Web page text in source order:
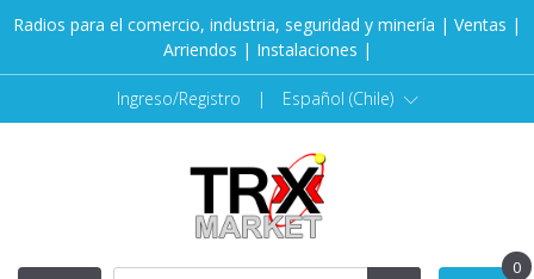
Radios para el comercio, industria, seguridad y minería | Ventas |
Arriendos | Instalaciones |
Ingreso/Registro | Español (Chile)
0